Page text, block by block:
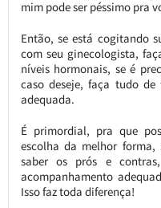
mim pode ser péssimo pra
Então, se está cogitando
com seu ginecologista,
níveis hormonais, se é
caso deseje, faça tudo
adequada.
É primordial, pra que
escolha da melhor
saber os prós e
acompanhamento
Isso faz toda diferença!